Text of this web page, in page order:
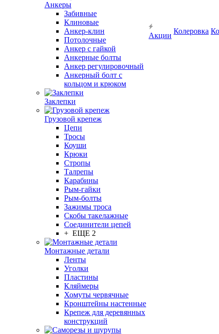
Анкеры
Забивные
Клиновые
Анкер-клин
Потолочные
Анкер с гайкой
Анкерные болты
Анкер регулировочный
Анкерный болт с
кольцом и крюком
Заклепки
Грузовой крепеж
Цепи
Тросы
Коуши
Крюки
Стропы
Талрепы
Карабины
Рым-гайки
Рым-болты
Зажимы троса
Скобы такелажные
Соединители цепей
+ ЕЩЕ 2
Монтажные детали
Ленты
Уголки
Пластины
Кляймеры
Хомуты червячные
Кронштейны настенные
Крепеж для деревянных
конструкций
Акции
Колеровка